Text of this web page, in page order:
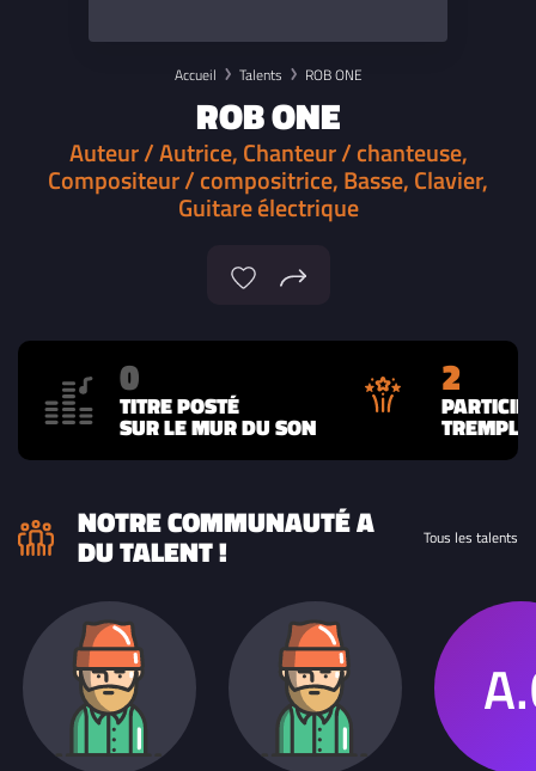
Accueil Talents ROB ONE
ROB ONE
Auteur / Autrice, Chanteur / chanteuse,
Compositeur / compositrice, Basse, Clavier,
Guitare électrique
0
TITRE POSTÉ
SUR LE MUR DU SON
2
NOTRE COMMUNAUTÉ A
DU TALENT ! Tous les talents